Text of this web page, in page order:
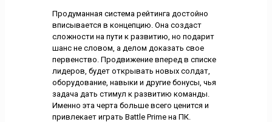
Продуманная система рейтинга достойно
вписывается в концепцию. Она создаст
сложности на пути к развитию, но подарит
шанс не словом, а делом доказать свое
первенство. Продвижение вперед в списке
лидеров, будет открывать новых солдат,
оборудование, навыки и другие бонусы, чья
задача дать стимул к развитию команды.
Именно эта черта больше всего ценится и
привлекает играть Battle Prime на ПК.